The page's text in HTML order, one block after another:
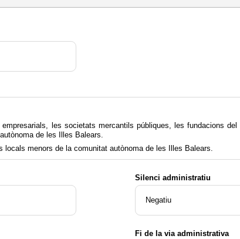
les societats mercantils públiques, les fundacions
de les Illes Balears.
menors de la comunitat autònoma de les Illes Balears.
Silenci administratiu
Negatiu
Fi de la via administrativa